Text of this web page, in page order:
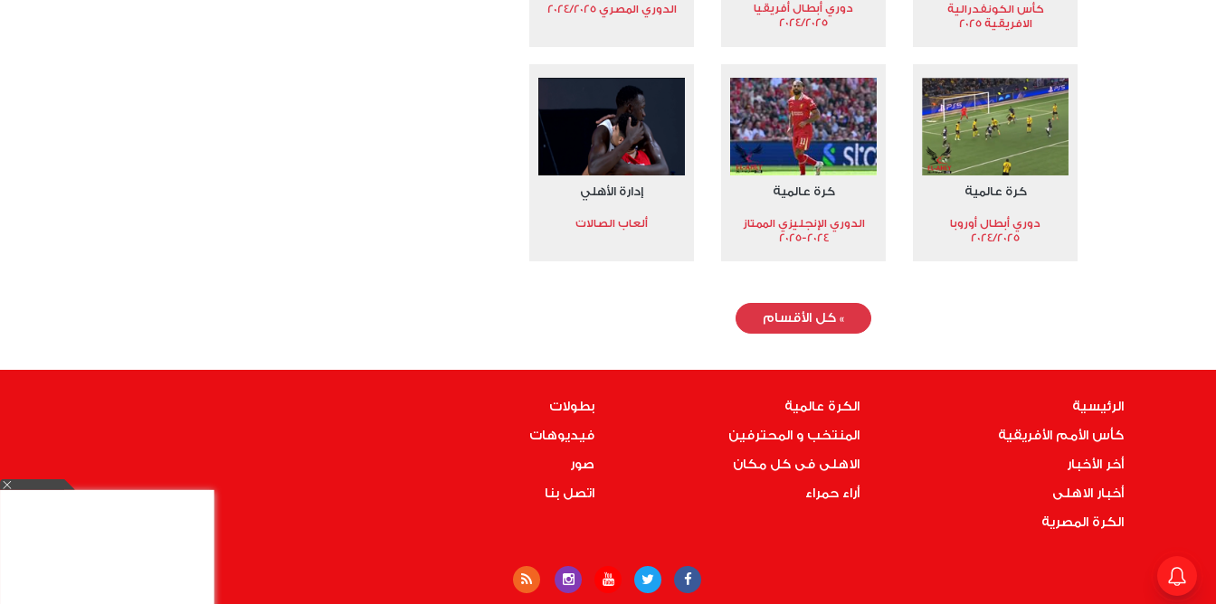
كأس الكونفدرالية
الافريقية 2025
دوري أبطال أفريقيا
2024/2025
الدوري المصري 2024/2025
كرة عالمية
دوري أبطال أوروبا
2024/2025
كرة عالمية
الدوري الإنجليزي الممتاز
2024-2025
إدارة الأهلي
ألعاب الصالات
»كل الأقسام
الرئيسية
كأس الأمم الأفريقية
أخر الأخبار
أخبار الاهلى
الكرة المصرية
الكرة عالمية
المنتخب و المحترفين
الاهلى فى كل مكان
أراء حمراء
بطولات
فيديوهات
صور
اتصل بنا